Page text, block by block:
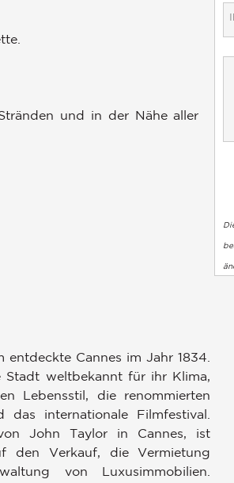
und in der Nähe aller
entdeckte Cannes im Jahr 1834.
Stadt weltbekannt für ihr Klima,
Lebensstil, die renommierten
das internationale Filmfestival.
John Taylor in Cannes, ist
den Verkauf, die Vermietung
von Luxusimmobilien.
und zu verwalten, um die